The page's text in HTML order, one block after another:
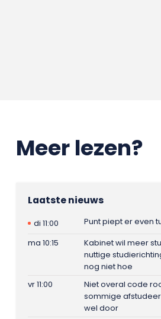
Meer lezen?
Laatste nieuws
di 11:00
Punt piept er even
ma 10:15
Kabinet wil meer
nuttige
nog niet hoe
vr 11:00
Niet overal code
sommige
wel door